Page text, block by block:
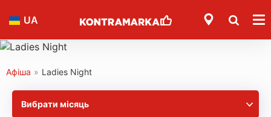
UA
Афіша » Ladies Night
Вибрати місяць